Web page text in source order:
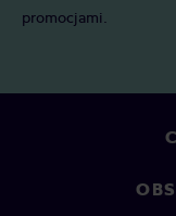
promocjami.